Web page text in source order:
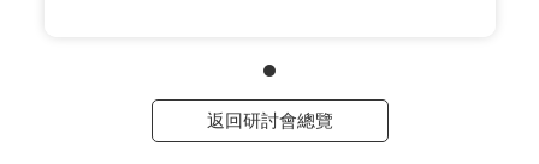
返回研討會總覽